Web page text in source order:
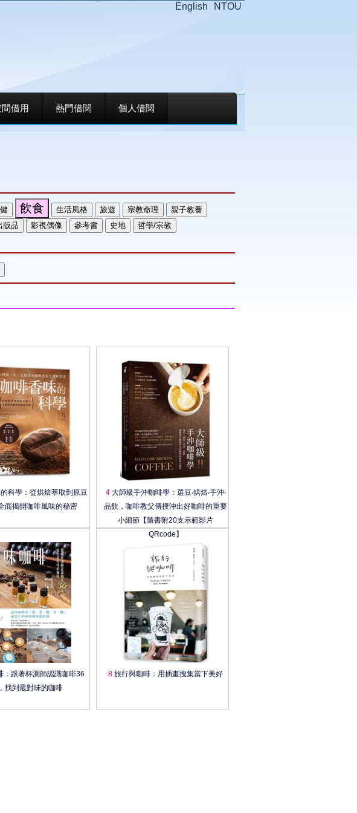
NTOU
English
間借用 熱門借閱 個人借閱
科學：從烘焙萃取到原豆
面揭開咖啡風味的秘密
4大師級手沖咖啡學：選豆‧烘焙‧手沖‧
品飲，咖啡教父傳授沖出好咖啡的重要
小細節【隨書附20支示範影片
QRcode】
：跟著杯測師認識咖啡36
找到最對味的咖啡
8 旅行與咖啡：用插畫搜集當下美好